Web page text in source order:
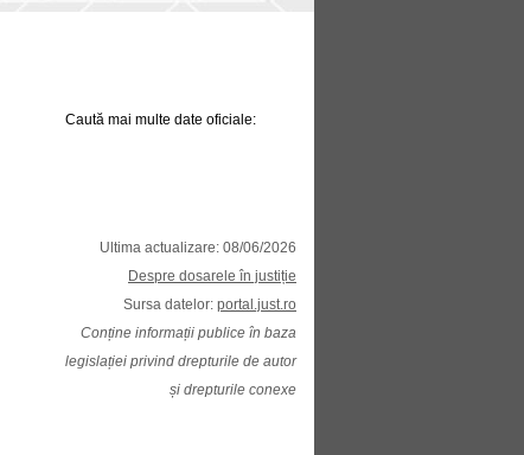
Caută mai multe date oficiale:
Ultima actualizare: 08/06/2026
Despre dosarele în justiție
Sursa datelor: portal.just.ro
Conține informații publice în baza
legislației privind drepturile de autor
și drepturile conexe